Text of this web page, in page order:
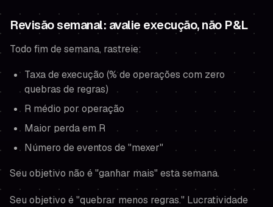
Revisão semanal: avalie execução, não P&L
Todo fim de semana, rastreie:
Taxa de execução (% de operações com zero
quebras de regras)
R médio por operação
Maior perda em R
Número de eventos de "mexer"
Seu objetivo não é "ganhar mais" esta semana.
Seu objetivo é "quebrar menos regras." Lucratividade